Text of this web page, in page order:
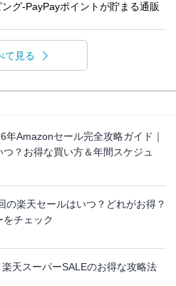
グ-PayPayポイントが貯まる通販
て見る
年Amazonセール完全攻略ガイド｜
つ？お得な買い方＆年間スケジュ
の楽天セールはいつ？どれがお得？
チェック
楽天スーパーSALEのお得な攻略法